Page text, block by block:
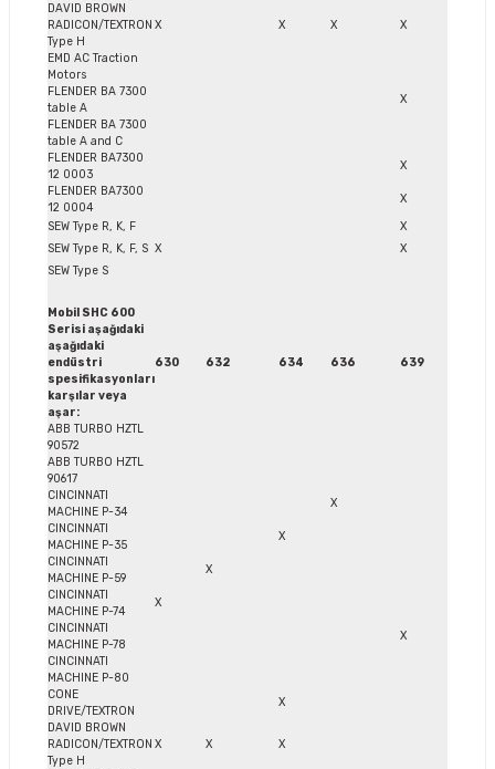
DAVID BROWN
RADICON/TEXTRON
Type H
X X X X
EMD AC Traction
Motors
FLENDER BA 7300
table A
X
FLENDER BA 7300
table A and C
FLENDER BA7300
12 0003
X
FLENDER BA7300
12 0004
X
SEW Type R, K, F
X
SEW Type R, K, F, S X
X
SEW Type S
Mobil SHC 600
Serisi aşağıdaki
aşağıdaki
endüstri
spesifikasyonları
karşılar veya
aşar:
630 632 634 636 639
ABB TURBO HZTL
90572
ABB TURBO HZTL
90617
CINCINNATI
MACHINE P-34
X
CINCINNATI
MACHINE P-35
X
CINCINNATI
MACHINE P-59
X
CINCINNATI
MACHINE P-74
X
CINCINNATI
MACHINE P-78
X
CINCINNATI
MACHINE P-80
CONE
DRIVE/TEXTRON
X
DAVID BROWN
RADICON/TEXTRON
Type H
X X X